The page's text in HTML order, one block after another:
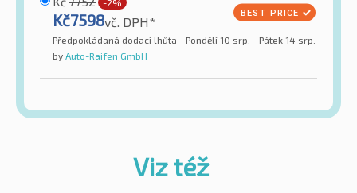
-2%
Kč7598vč. DPH*
Předpokládaná dodací lhůta - Pondělí 10 srp. - Pátek 14 srp.
by Auto-Raifen GmbH
Viz též